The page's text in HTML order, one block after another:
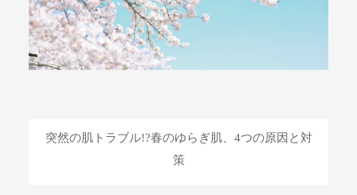
突然の肌トラブル!?春のゆらぎ肌、4つの原因と対
策